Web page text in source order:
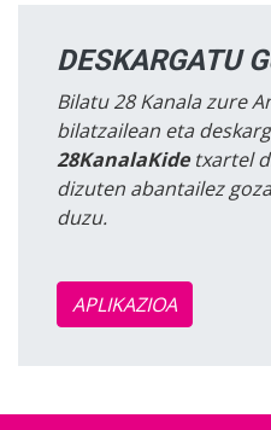
DESKARGATU
Bilatu 28 Kanala zure
bilatzailean eta
28KanalaKidetxartel
dizuten abantailez
duzu.
APLIKAZIOA